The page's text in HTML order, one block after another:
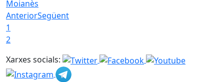
Moianès
AnteriorSegüent
1
2
Xarxes socials: